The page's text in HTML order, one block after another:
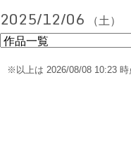
2025/12/06 （土）
※以上は 2026/08/08 10:23 時